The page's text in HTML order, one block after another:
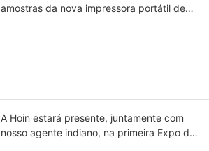
amostras da nova impressora portátil de
A Hoin estará presente, juntamente com
nosso agente indiano, na primeira Expo de